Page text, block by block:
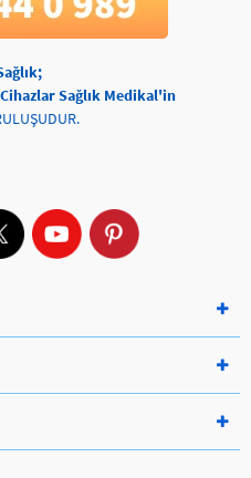
Cihazlar Sağlık Medikal'in